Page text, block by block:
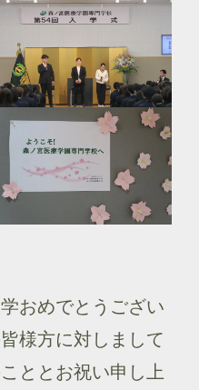
おめでとうござい
様方に対しまして
ととお祝い申し上